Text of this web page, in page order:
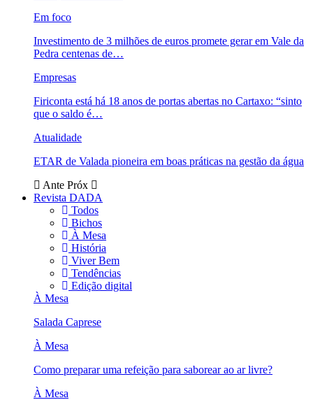
Em foco
Investimento de 3 milhões de euros promete gerar em Vale da
Pedra centenas de…
Empresas
Firiconta está há 18 anos de portas abertas no Cartaxo: “sinto
que o saldo é…
Atualidade
ETAR de Valada pioneira em boas práticas na gestão da água
Ante Próx
Revista DADA
Todos
Bichos
À Mesa
História
Viver Bem
Tendências
Edição digital
À Mesa
Salada Caprese
À Mesa
Como preparar uma refeição para saborear ao ar livre?
À Mesa